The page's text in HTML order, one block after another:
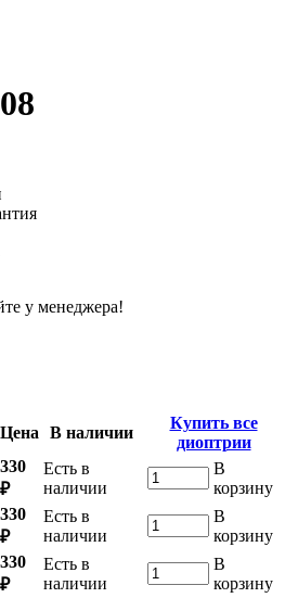
у менеджера!
Цена В наличии
Купить все
диоптрии
330
₽
Есть в
наличии
В
корзину
330
₽
Есть в
наличии
В
корзину
330
₽
Есть в
наличии
В
корзину